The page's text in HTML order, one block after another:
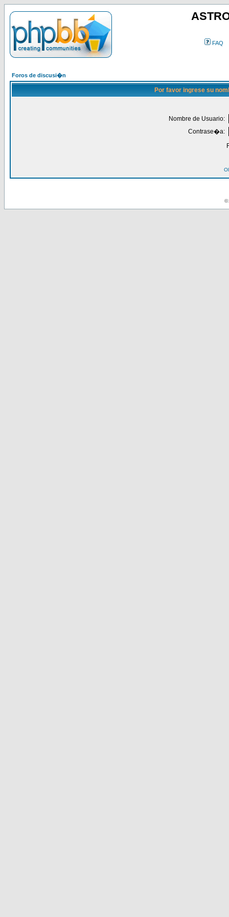
FAQ
Foros de discusi�n
Por favor ingrese su
Nombre de Usuario:
Contrase�a:
©